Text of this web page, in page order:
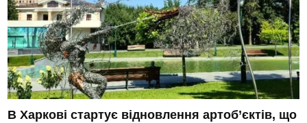
В Харкові стартує відновлення артоб’єктів, що